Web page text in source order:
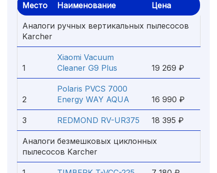
Место Наименование Цена
Аналоги ручных вертикальных пылесосов
Karcher
1
Xiaomi Vacuum
Cleaner G9 Plus
19 269 ₽
2
Polaris PVCS 7000
Energy WAY AQUA
16 990 ₽
3 REDMOND RV-UR375 18 395 ₽
Аналоги безмешковых циклонных
пылесосов Karcher